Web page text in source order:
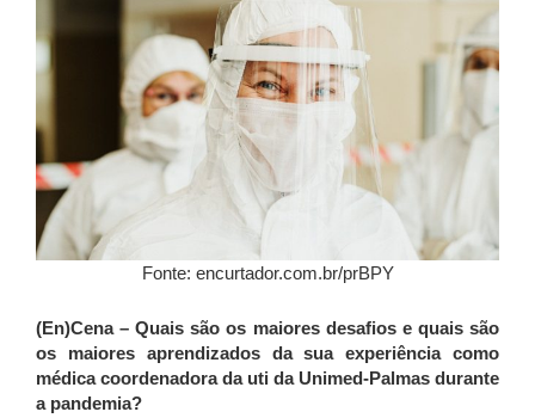
Fonte: encurtador.com.br/prBPY
(En)Cena – Quais são os maiores desafios e quais são
os maiores aprendizados da sua experiência como
médica coordenadora da uti da Unimed-Palmas durante
a pandemia?